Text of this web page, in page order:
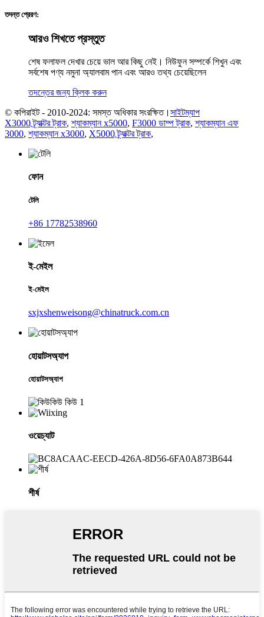
তদন্ত প্রেরণ:
আরও শিখতে প্রস্তুত
শেষ ফলাফল দেখার চেয়ে ভাল আর কিছু নেই। নিউফুন সম্পর্কে শিখুন এবং
সর্বশেষ পণ্য নমুনা অ্যালবাম পান এবং আরও তথ্য চেয়েছিলেন
তদন্তের জন্য ক্লিক করুন
© কপিরাইট - 2010-2024: সমস্ত অধিকার সংরক্ষিত। সাইটম্যাপ
X3000 ট্র্যাক্টর ট্রাক,শ্যাকম্যান x5000, F3000 ডাম্প ট্রাক,শ্যাকম্যান এফ
3000,শ্যাকম্যান x3000, X5000 ট্র্যাক্টর ট্রাক,
ফোন
টেলি
+86 17782538960
ই-মেইল
ই-মেইল
sxjxshenweisong@chinatruck.com.cn
হোয়াটসঅ্যাপ
হোয়াটসঅ্যাপ
ওয়েচ্যাট
শীর্ষ